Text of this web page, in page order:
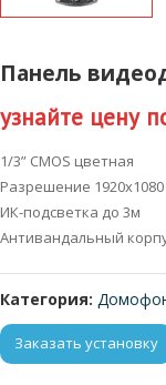
Панель
узнайте цену
1/3” CMOS цветная
Разрешение 1920х1080
ИК-подсветка до 3м
Антивандальный
Категория:
Заказать установку